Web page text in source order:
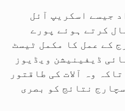
جیسے اسکریپ آئل
کرتے ہوئے پورے
کے عمل کا مکمل ٹیسٹ
ڈیفینیشن ویڈیوز
وہ آلات کی طاقتور
نتائج کو بصری